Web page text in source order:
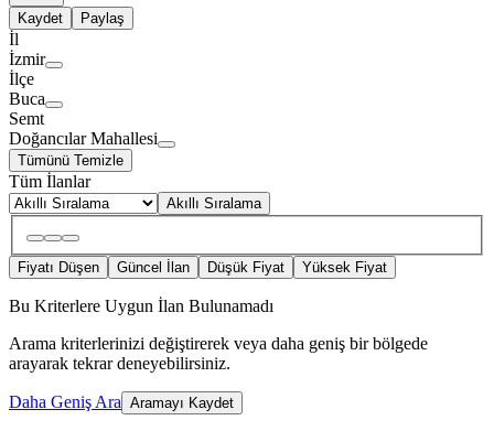
Kaydet
Paylaş
İl
İzmir
İlçe
Buca
Semt
Doğancılar Mahallesi
Tümünü Temizle
Tüm İlanlar
Akıllı Sıralama
Fiyatı Düşen Güncel İlan Düşük Fiyat Yüksek Fiyat
Bu Kriterlere Uygun İlan Bulunamadı
Arama kriterlerinizi değiştirerek veya daha geniş bir bölgede
arayarak tekrar deneyebilirsiniz.
Daha Geniş Ara Aramayı Kaydet